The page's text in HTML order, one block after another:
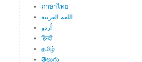
ภาษาไทย
اللغة العربية
اُردو
हिन्दी
தமிழ்
తెలుగు